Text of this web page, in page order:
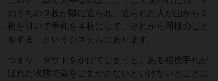
のうちの２枚が隣に送られ、送られた人が山から２
枚を引いて手札を４枚にして、それから同様のこと
をする、というシステムにあります。
つまり、ダウトをかけてしまうと、ある程度手札が
ばれた状態で歳をごまかさないといけないとことに